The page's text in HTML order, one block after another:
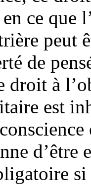
ce que
peut
de
à
est
d’être
si